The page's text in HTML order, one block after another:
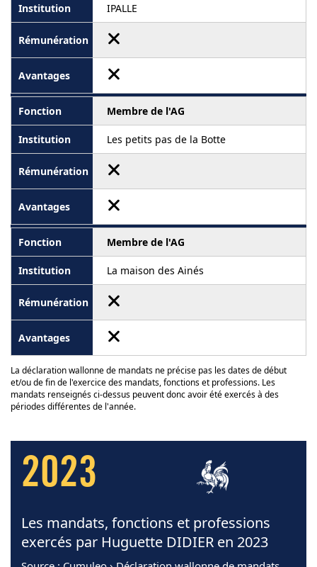
IPALLE
Membre de l'AG
Les petits pas de la Botte
Membre de l'AG
La maison des Ainés
La déclaration wallonne de mandats ne précise pas les dates de début
et/ou de fin de l'exercice des mandats, fonctions et professions. Les
mandats renseignés ci-dessus peuvent donc avoir été exercés à des
périodes différentes de l'année.
2023
Les mandats, fonctions et professions
exercés par Huguette DIDIER en 2023